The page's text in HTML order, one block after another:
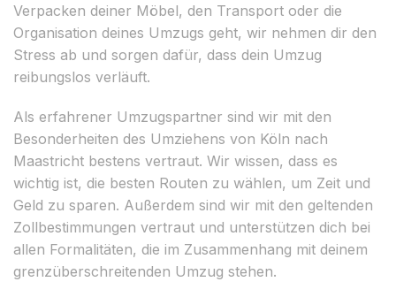
Verpacken deiner Möbel, den Transport oder die
Organisation deines Umzugs geht, wir nehmen dir den
Stress ab und sorgen dafür, dass dein Umzug
reibungslos verläuft.
Als erfahrener Umzugspartner sind wir mit den
Besonderheiten des Umziehens von Köln nach
Maastricht bestens vertraut. Wir wissen, dass es
wichtig ist, die besten Routen zu wählen, um Zeit und
Geld zu sparen. Außerdem sind wir mit den geltenden
Zollbestimmungen vertraut und unterstützen dich bei
allen Formalitäten, die im Zusammenhang mit deinem
grenzüberschreitenden Umzug stehen.